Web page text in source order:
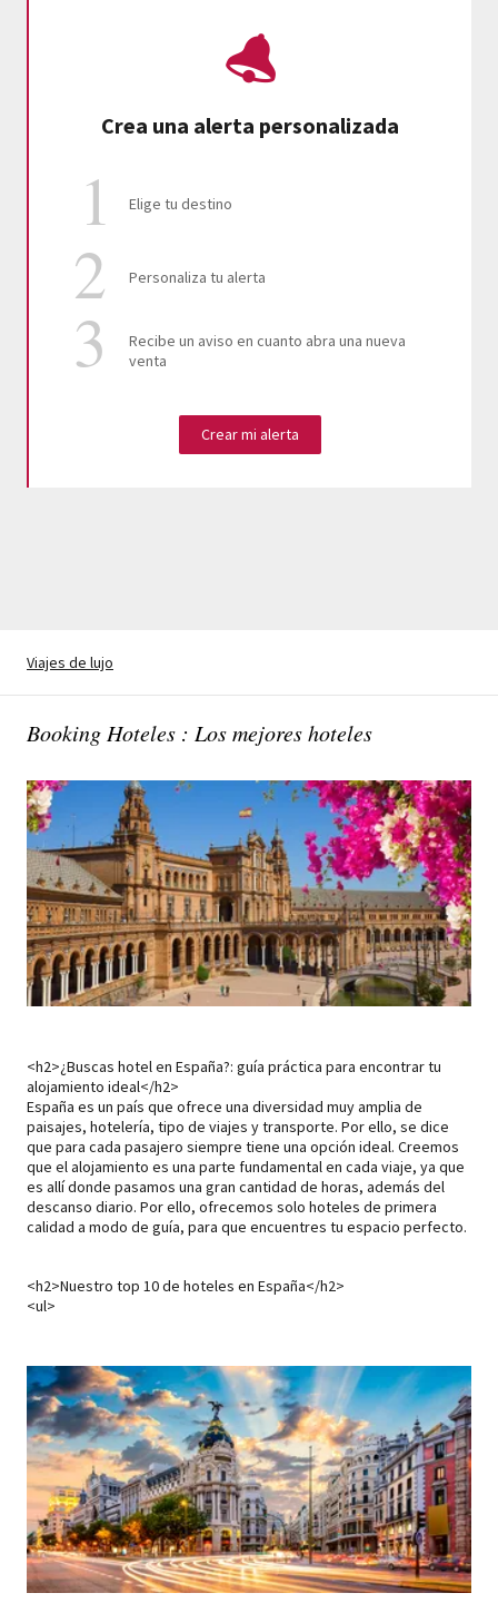
Crea una alerta personalizada
Elige tu destino
Personaliza tu alerta
Recibe un aviso en cuanto abra una nueva
venta
Crear mi alerta
Viajes de lujo
Booking Hoteles : Los mejores hoteles
<h2>¿Buscas hotel en España?: guía práctica para encontrar tu
alojamiento ideal</h2>
España es un país que ofrece una diversidad muy amplia de
paisajes, hotelería, tipo de viajes y transporte. Por ello, se dice
que para cada pasajero siempre tiene una opción ideal. Creemos
que el alojamiento es una parte fundamental en cada viaje, ya que
es allí donde pasamos una gran cantidad de horas, además del
descanso diario. Por ello, ofrecemos solo hoteles de primera
calidad a modo de guía, para que encuentres tu espacio perfecto.
<h2>Nuestro top 10 de hoteles en España</h2>
<ul>